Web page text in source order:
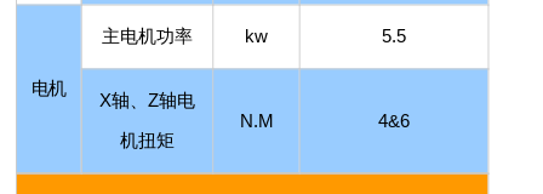
电机
主电机功率 kw 5.5
X轴、Z轴电
机扭矩
N.M 4&6